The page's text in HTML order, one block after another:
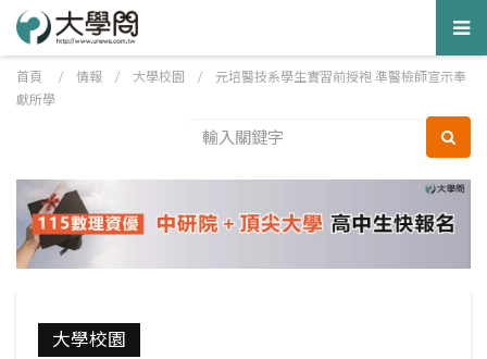
首頁 / 情報 / 大學校園 / 元培醫技系學生實習前授袍 準醫檢師宣示奉
獻所學
大學校園